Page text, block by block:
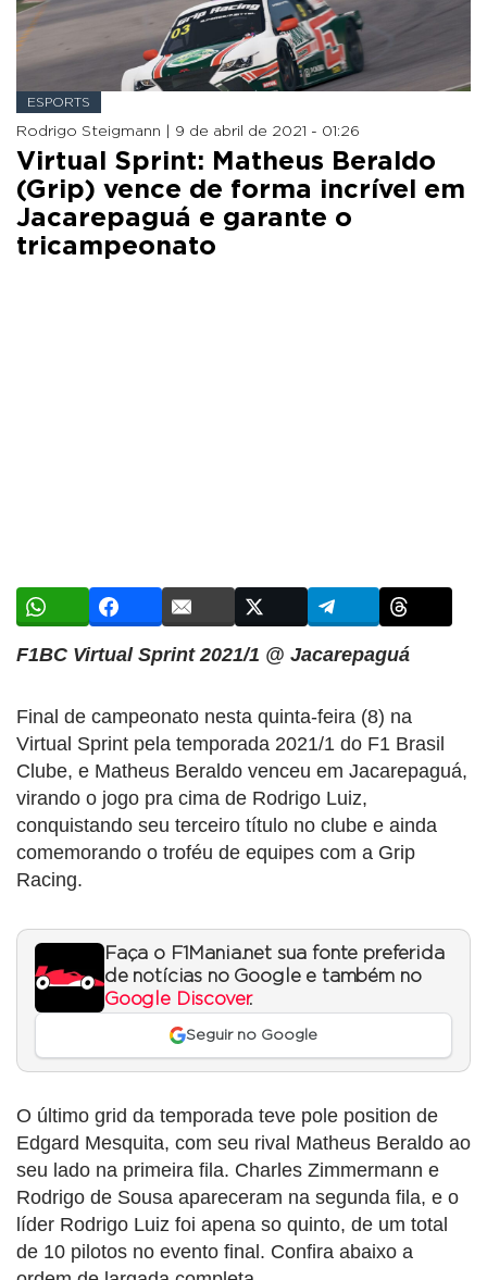
ESPORTS
Rodrigo Steigmann | 9 de abril de 2021 - 01:26
Virtual Sprint: Matheus Beraldo
(Grip) vence de forma incrível em
Jacarepaguá e garante o
tricampeonato
F1BC Virtual Sprint 2021/1 @ Jacarepaguá
Final de campeonato nesta quinta-feira (8) na
Virtual Sprint pela temporada 2021/1 do F1 Brasil
Clube, e Matheus Beraldo venceu em Jacarepaguá,
virando o jogo pra cima de Rodrigo Luiz,
conquistando seu terceiro título no clube e ainda
comemorando o troféu de equipes com a Grip
Racing.
Faça o F1Mania.net sua fonte preferida
de notícias no Google e também no
Google Discover.
Seguir no Google
O último grid da temporada teve pole position de
Edgard Mesquita, com seu rival Matheus Beraldo ao
seu lado na primeira fila. Charles Zimmermann e
Rodrigo de Sousa apareceram na segunda fila, e o
líder Rodrigo Luiz foi apena so quinto, de um total
de 10 pilotos no evento final. Confira abaixo a